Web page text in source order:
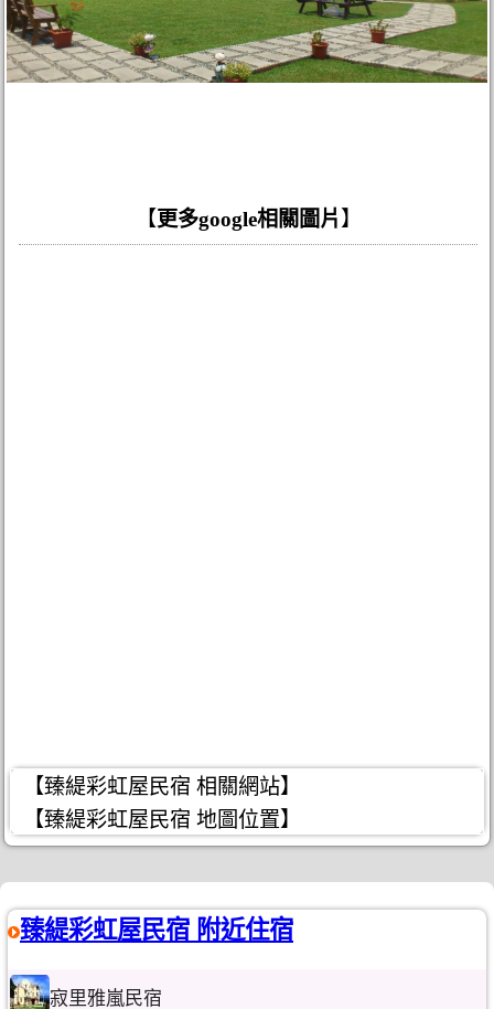
【 更多google相關圖片 】
【臻緹彩虹屋民宿 相關網站】
【臻緹彩虹屋民宿 地圖位置】
臻緹彩虹屋民宿 附近住宿
寂里雅嵐民宿